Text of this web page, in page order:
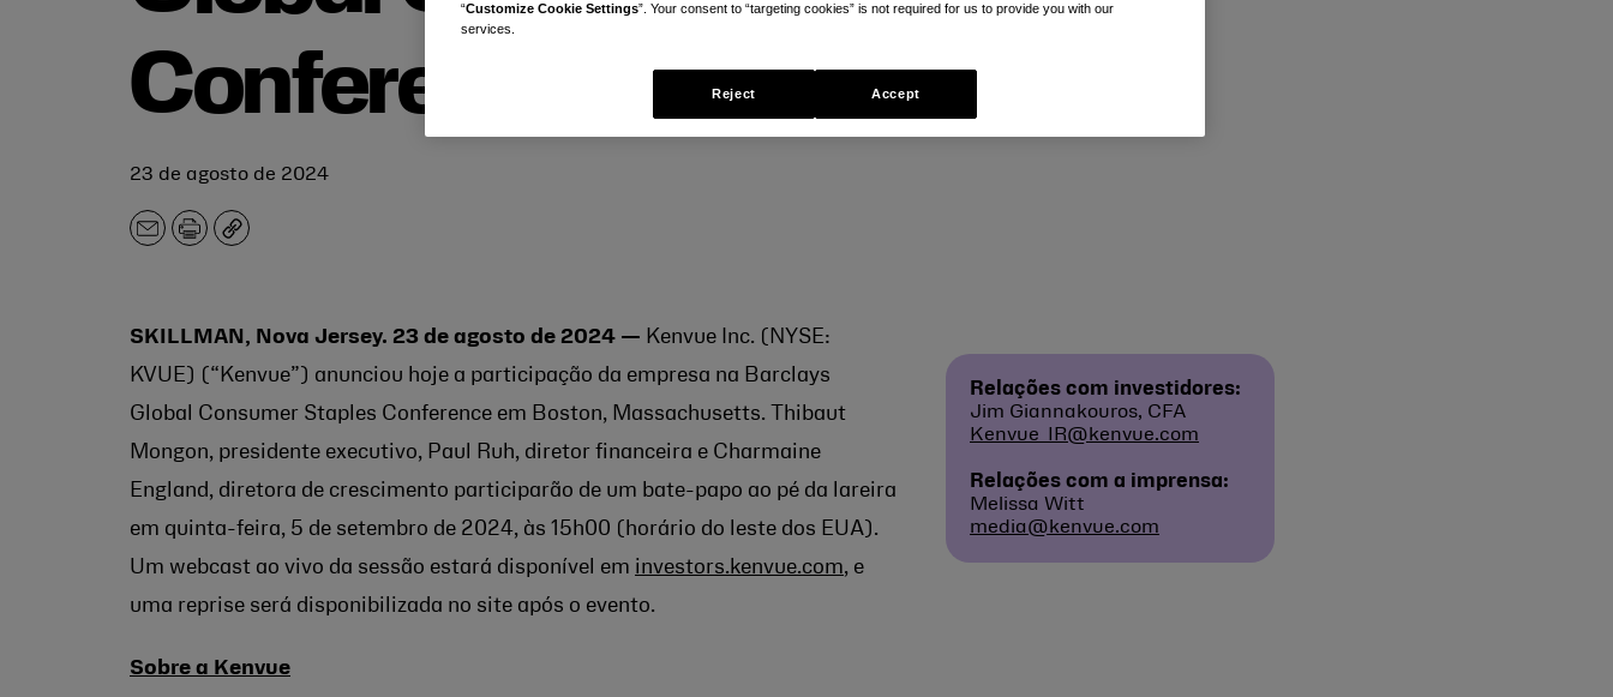
Conference
23 de agosto de 2024
E-
Imprimir
Copiar
SKILLMAN, Nova Jersey. 23 de agosto de 2024 — Kenvue Inc. (NYSE:
KVUE) (“Kenvue”) anunciou hoje a participação da empresa na Barclays
Global Consumer Staples Conference em Boston, Massachusetts. Thibaut
Mongon, presidente executivo, Paul Ruh, diretor financeira e Charmaine
England, diretora de crescimento participarão de um bate-papo ao pé da lareira
em quinta-feira, 5 de setembro de 2024, às 15h00 (horário do leste dos EUA).
Um webcast ao vivo da sessão estará disponível em investors.kenvue.com, e
uma reprise será disponibilizada no site após o evento.
Sobre a Kenvue
Relações com investidores:
Jim Giannakouros, CFA
Kenvue_IR@kenvue.com
Relações com a imprensa:
Melissa Witt
media@kenvue.com
“Customize Cookie Settings”. Your consent to “targeting cookies” is not required for us to provide you with our
services.
Reject Accept